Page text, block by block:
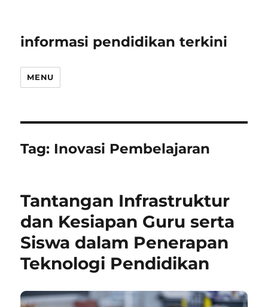
informasi pendidikan terkini
MENU
Tag: Inovasi Pembelajaran
Tantangan Infrastruktur
dan Kesiapan Guru serta
Siswa dalam Penerapan
Teknologi Pendidikan